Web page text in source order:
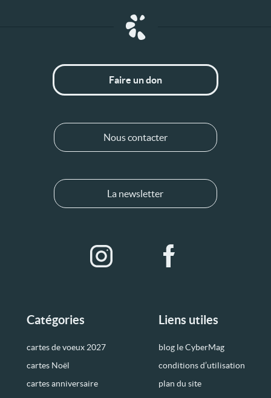
Catégories
cartes de voeux 2027
cartes Noël
cartes anniversaire
Liens utiles
blog le CyberMag
conditions d’utilisation
plan du site
Faire un don
Nous contacter
La newsletter